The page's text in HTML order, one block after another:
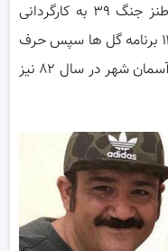
مهران غفوریان بازیگری را با مجموعه طنز جنگ ۳۹ به کارگردانی
داریوش کاردان آغاز نمود. در سال ۱۳۷۷ برنامه گل ها سپس حرف
تو حرف را ساخت. کارگردانی سریال زیر آسمان شهر در سال ۸۲ نیز